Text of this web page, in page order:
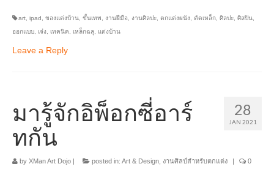
art ipad ของแต่งบ้าน ขั้นเทพ งานฝีมือ งานศิลปะ ตกแต่งผนัง ตัดเหล็ก ศิลปะ ศิลปิน
ออกแบบ เจ๋ง เทคนิค เหล็กฉลุ แต่งบ้าน
Leave a Reply
28
JAN 2021
มารู้จักอิพ็อกซี่อาร์
ทกัน
by XMan Art Dojo | posted in: Art & Design งานศิลป์สำหรับตกแต่ง | 0